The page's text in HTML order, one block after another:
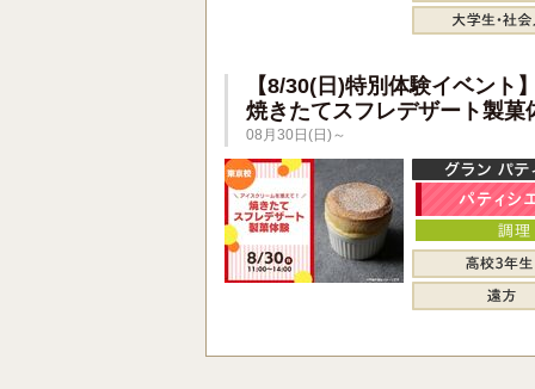
【8/30(日)特別体験イベント
焼きたてスフレデザート製菓
08月30日(日)～